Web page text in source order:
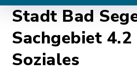
Stadt Bad
Sachgebiet 4.2
Soziales